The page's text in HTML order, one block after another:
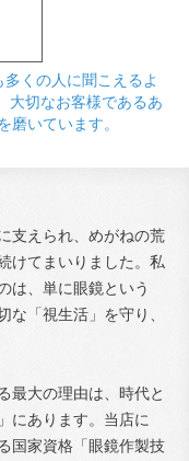
くの人に聞こえるよ
大切なお客様であるあ
磨いています。
支えられ、めがねの荒
けてまいりました。私
は、単に眼鏡という
な「視生活」を守り、
最大の理由は、時代と
にあります。当店に
国家資格「眼鏡作製技